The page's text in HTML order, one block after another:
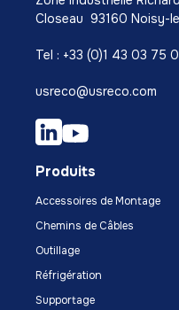
Closeau 93160 Noisy-
Tel : +33 (0)1 43 03 75
usreco@usreco.com
Produits
Accessoires de Montage
Chemins de Câbles
Outillage
Réfrigération
Supportage